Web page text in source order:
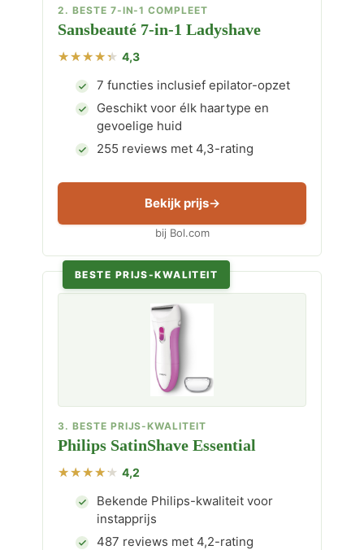
2. BESTE 7-IN-1 COMPLEET
Sansbeauté 7-in-1 Ladyshave
4,3
7 functies inclusief epilator-opzet
Geschikt voor élk haartype en
gevoelige huid
255 reviews met 4,3-rating
Bekijk prijs
bij Bol.com
BESTE PRIJS-KWALITEIT
3. BESTE PRIJS-KWALITEIT
Philips SatinShave Essential
4,2
Bekende Philips-kwaliteit voor
instapprijs
487 reviews met 4,2-rating